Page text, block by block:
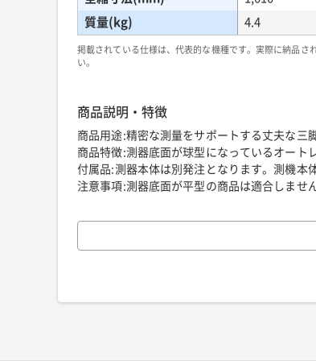
質量(kg)
4.4
掲載されている仕様は、代表的な機種です。実際に納品
い。
商品説明・特徴
商品用途:精密な測量をサポートする丈夫な三
商品特徴:測器底面が球型になっているオート
付属品:測器本体は別発注となります。測機本
注意事項:測器底面が平型の商品は適合しませ